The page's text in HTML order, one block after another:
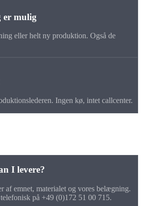
er mulig
eller helt ny produktion. Også de
Ingen kø, intet callcenter.
I levere?
af emnet, materialet og vores belægning.
på +49 (0)172 51 00 715.